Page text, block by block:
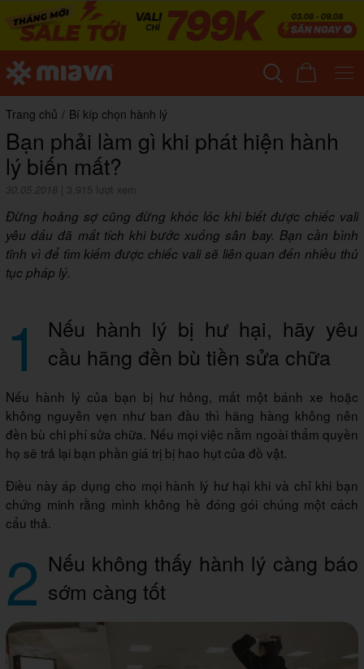
Trang chủ / Bí kíp chọn hành lý
Bạn phải làm gì khi phát hiện hành
lý biến mất?
30.05.2018 3,915 lượt xem
Đừng hoảng sợ cũng đừng khóc lóc khi biết được chiếc vali
yêu dấu đã mất tích khi bước xuống sân bay. Bạn cần bình
tĩnh vì để tìm kiếm được chiếc vali sẽ liên quan đến nhiều thủ
tục pháp lý.
1
Nếu hành lý bị hư hại, hãy yêu
cầu hãng đền bù tiền sửa chữa
Nếu hành lý của bạn bị hư hỏng, mất một bánh xe hoặc
không nguyên vẹn như ban đầu thì hãng hàng không nên
đền bù chi phí sửa chữa. Nếu mọi việc nằm ngoài thẩm quyền
họ sẽ trả lại bạn phần giá trị bị hao hụt của đồ vật.
Điều này áp dụng cho mọi hành lý hư hại khi và chỉ khi bạn
chứng minh rằng mình không hề đóng gói chúng một cách
cẩu thả.
2 Nếu không thấy hành lý càng báo
sớm càng tốt